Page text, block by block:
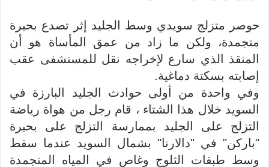
حوصر متزلج سويدي وسط الجليد إثر تصدع بحيرة
متجمدة، ولكن ما زاد من عمق المأساة هو أن
المنقذ الذي سارع لإخراجه نقل للمستشفى عقب
إصابته بسكتة دماغية.
وفي واحدة من أولى حوادث الجليد البارزة في
السويد خلال هذا الشتاء ، قام رجل من هواة رياضة
التزلج على الجليد بممارسة التزلج على بحيرة
"باركن" في "دالارنا" بشمال السويد عندما سقط
وسط طبقات الثلوج وغاص في المياه المتجمدة